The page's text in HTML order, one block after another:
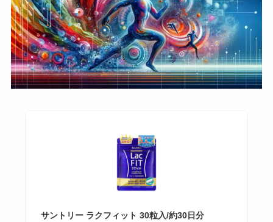
サントリー ラクフィット 30粒入/約30日分